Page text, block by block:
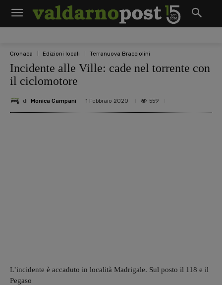
Cronaca Edizioni locali Terranuova Bracciolini
Incidente alle Ville: cade nel torrente con
il ciclomotore
di Monica Campani 1 Febbraio 2020 559
L’incidente è accaduto in località Madrigale. Sul posto il 118 e il
Pegaso